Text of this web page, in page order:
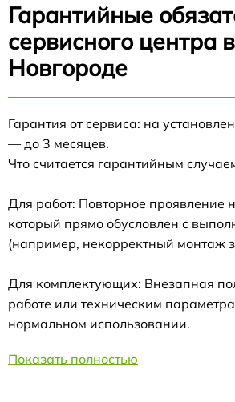
Гарантийные
сервисного центра
Новгороде
Гарантия от сервиса: на
— до 3 месяцев.
Что считается гарантийным
Для работ: Повторное проявление
который прямо обусловлен с
(например, некорректный монтаж
Для комплектующих: Внезапная
работе или техническим
нормальном использовании.
Показать полностью